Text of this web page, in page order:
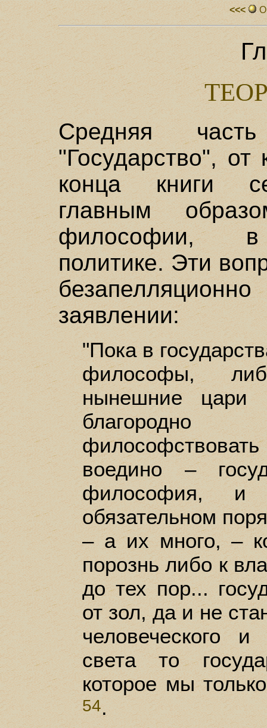
<<<
Средняя
"Государство",
конца книги
главным
философии, в
политике. Эти
заявлении:
"Пока в
философы,
нынешние цари
благородно
воедино –
философия,
обязательном
– а их много, –
порознь либо к
до тех пор...
от зол, да и не
человеческого
света то
которое мы
54.